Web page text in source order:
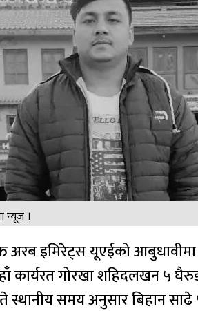
न्यूज ।
इमिरेट्स यूएईको आबुधावीमा
कार्यरत गोरखा शहिदलखन ५
स्थानीय समय अनुसार बिहान